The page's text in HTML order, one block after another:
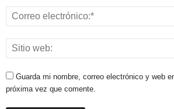
Guarda mi nombre, correo electrónico y web
próxima vez que comente.